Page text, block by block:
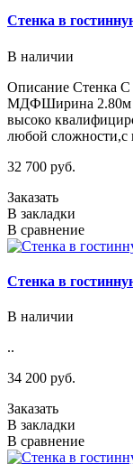
Стенка в
В наличии
Описание Стенка С
МДФШирина 2.80м
высоко
любой сложности,с
32 700 руб.
Заказать
В закладки
В сравнение
Стенка в
В наличии
..
34 200 руб.
Заказать
В закладки
В сравнение